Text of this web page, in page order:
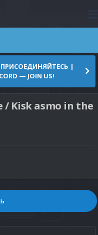
|
— JOIN US!
Kisk asmo in the